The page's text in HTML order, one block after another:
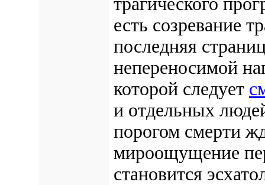
есть созревание
последняя
непереносимой
которой следует
и отдельных
порогом смерти
мироощущение
становится